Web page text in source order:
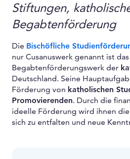
Stiftungen,
Begabtenförderung
Die Bischöfliche
nur Cusanuswerk genannt ist das
Begabtenförderungswerk der
Deutschland. Seine
Förderung von katholischen
Promovierenden. Durch die
ideelle Förderung wird ihnen
sich zu entfalten und neue